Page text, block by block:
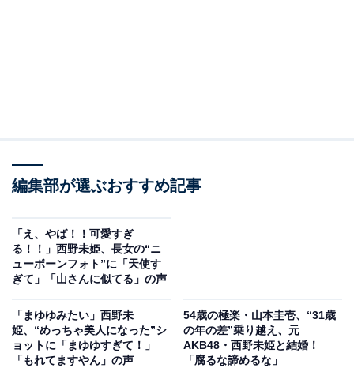
編集部が選ぶおすすめ記事
「え、やば！！可愛すぎ
る！！」西野未姫、長女の“ニ
ューボーンフォト”に「天使す
ぎて」「山さんに似てる」の声
「まゆゆみたい」西野未
姫、“めっちゃ美人になった”シ
ョットに「まゆゆすぎて！」
「もれてますやん」の声
54歳の極楽・山本圭壱、“31歳
の年の差”乗り越え、元
AKB48・西野未姫と結婚！
「腐るな諦めるな」